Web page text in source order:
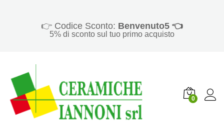
👉 Codice Sconto: Benvenuto5 👈
5% di sconto sul tuo primo acquisto
0